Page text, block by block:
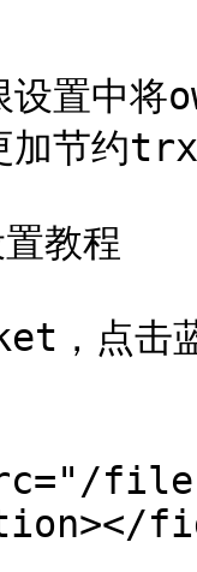
设置中
加节约
教程
，点击
files/